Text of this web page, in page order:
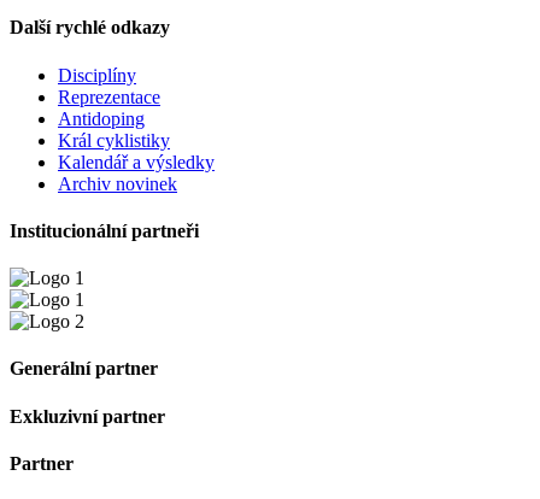
Další rychlé odkazy
Disciplíny
Reprezentace
Antidoping
Král cyklistiky
Kalendář a výsledky
Archiv novinek
Institucionální partneři
Generální partner
Exkluzivní partner
Partner